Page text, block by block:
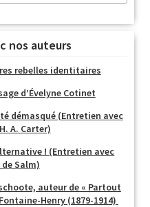
nos auteurs
rebelles identitaires
d’Évelyne Cotinet
démasqué (Entretien avec
A. Carter)
! (Entretien avec
Salm)
auteur de « Partout
Henry (1879-1914)